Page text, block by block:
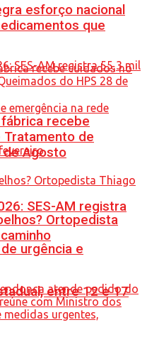
SES-AM registra
urgência e
entre 12 e 17
esforço nacional
que
recebe
Tratamento de
de Agosto
Ortopedista